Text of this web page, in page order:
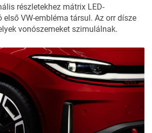
részletekhez mátrix LED-
VW-embléma társul. Az orr dísze
vonószemeket szimulálnak.